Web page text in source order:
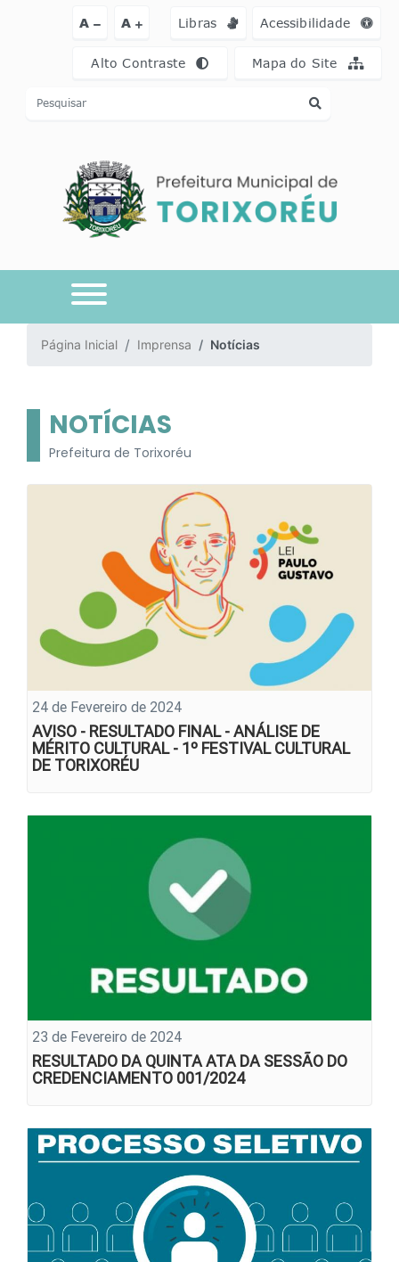
Ir para o conteúdo [alt+1] Ir para o menu [alt+2] Ir para a busca
A A Libras Acessibilidade
Alto Contraste Mapa do Site
Página Inicial Imprensa Notícias
NOTÍCIAS
Prefeitura de Torixoréu
24 de Fevereiro de 2024
AVISO - RESULTADO FINAL - ANÁLISE DE
MÉRITO CULTURAL - 1º FESTIVAL CULTURAL
DE TORIXORÉU
23 de Fevereiro de 2024
RESULTADO DA QUINTA ATA DA SESSÃO DO
CREDENCIAMENTO 001/2024